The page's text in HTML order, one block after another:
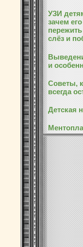
УЗИ
зачем
слёз и
и
Советы,
всегда
Детская